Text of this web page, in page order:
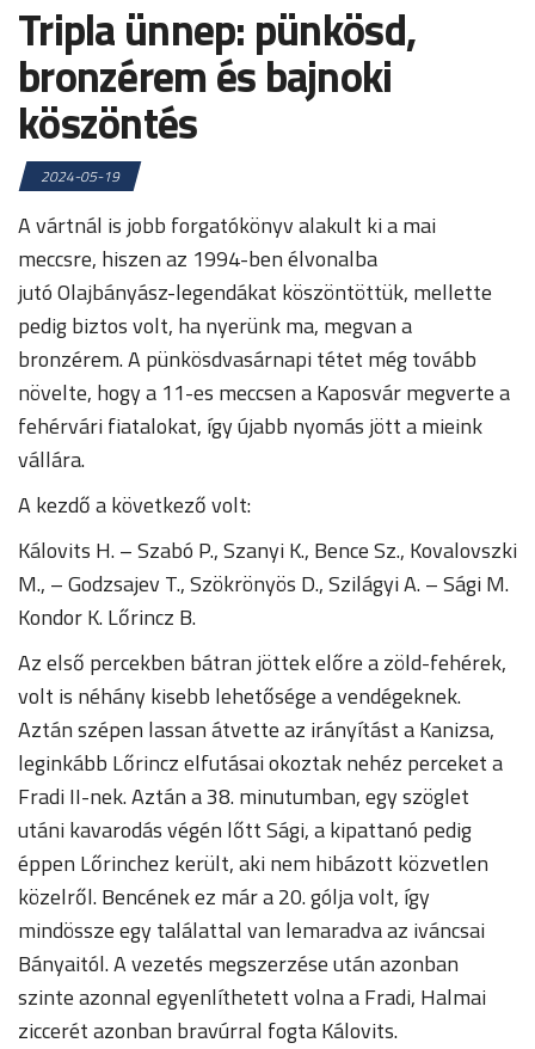
Tripla ünnep: pünkösd,
bronzérem és bajnoki
köszöntés
2024-05-19
A vártnál is jobb forgatókönyv alakult ki a mai
meccsre, hiszen az 1994-ben élvonalba
jutó Olajbányász-legendákat köszöntöttük, mellette
pedig biztos volt, ha nyerünk ma, megvan a
bronzérem. A pünkösdvasárnapi tétet még tovább
növelte, hogy a 11-es meccsen a Kaposvár megverte a
fehérvári fiatalokat, így újabb nyomás jött a mieink
vállára.
A kezdő a következő volt:
Kálovits H. – Szabó P., Szanyi K., Bence Sz., Kovalovszki
M., – Godzsajev T., Szökrönyös D., Szilágyi A. – Sági M.
Kondor K. Lőrincz B.
Az első percekben bátran jöttek előre a zöld-fehérek,
volt is néhány kisebb lehetősége a vendégeknek.
Aztán szépen lassan átvette az irányítást a Kanizsa,
leginkább Lőrincz elfutásai okoztak nehéz perceket a
Fradi II-nek. Aztán a 38. minutumban, egy szöglet
utáni kavarodás végén lőtt Sági, a kipattanó pedig
éppen Lőrinchez került, aki nem hibázott közvetlen
közelről. Bencének ez már a 20. gólja volt, így
mindössze egy találattal van lemaradva az iváncsai
Bányaitól. A vezetés megszerzése után azonban
szinte azonnal egyenlíthetett volna a Fradi, Halmai
ziccerét azonban bravúrral fogta Kálovits.